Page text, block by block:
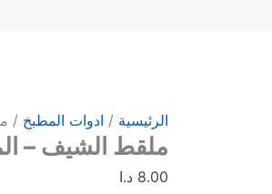
الرئيسية / ادوات المطبخ /
ملقط الشيف –
8.00 د.ا
-
المعقوف
ستانلس
21